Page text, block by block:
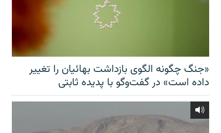
«جنگ چگونه الگوی بازداشت بهائیان را تغییر
داده است» در گفت‌وگو با پدیده ثابتی